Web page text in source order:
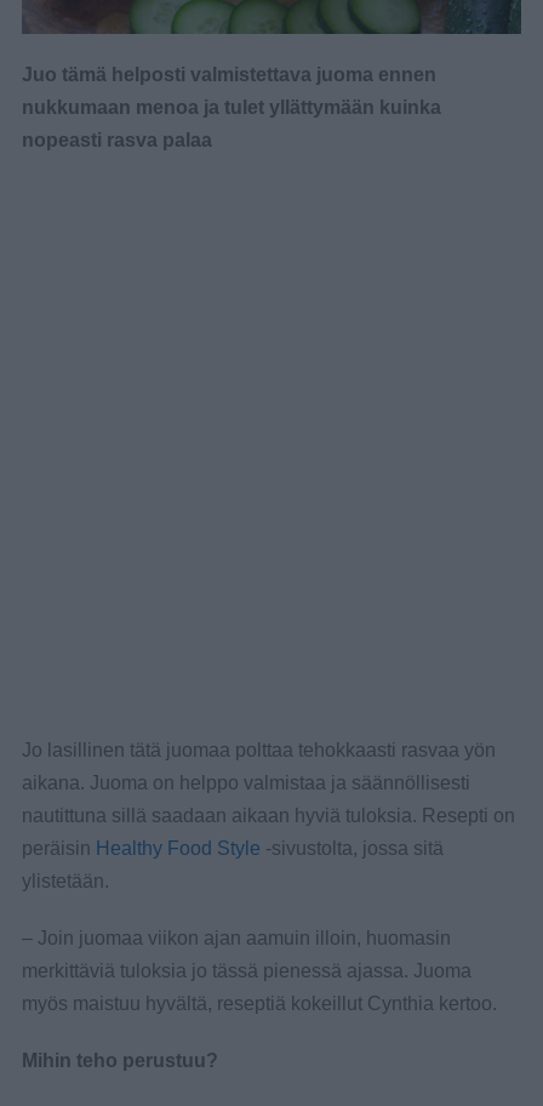
Juo tämä helposti valmistettava juoma ennen
nukkumaan menoa ja tulet yllättymään kuinka
nopeasti rasva palaa
Jo lasillinen tätä juomaa polttaa tehokkaasti rasvaa yön
aikana. Juoma on helppo valmistaa ja säännöllisesti
nautittuna sillä saadaan aikaan hyviä tuloksia. Resepti on
peräisin Healthy Food Style -sivustolta, jossa sitä
ylistetään.
– Join juomaa viikon ajan aamuin illoin, huomasin
merkittäviä tuloksia jo tässä pienessä ajassa. Juoma
myös maistuu hyvältä, reseptiä kokeillut Cynthia kertoo.
Mihin teho perustuu?